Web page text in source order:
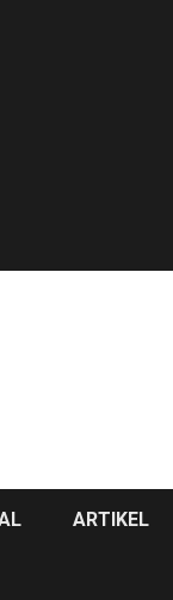
ARTIKEL